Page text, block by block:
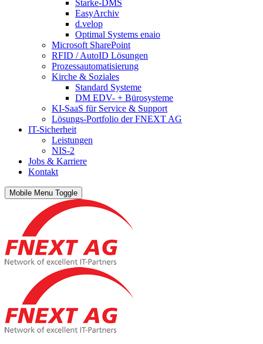
Starke-DMS
EasyArchiv
d.velop
Optimal Systems enaio
Microsoft SharePoint
RFID / AutoID Lösungen
Prozessautomatisierung
Kirche & Soziales
Standard Systeme
DM EDV- + Bürosysteme
KI-SaaS für Service & Support
Lösungs-Portfolio der FNEXT AG
IT-Sicherheit
Leistungen
NIS-2
Jobs & Karriere
Kontakt
Mobile Menu Toggle